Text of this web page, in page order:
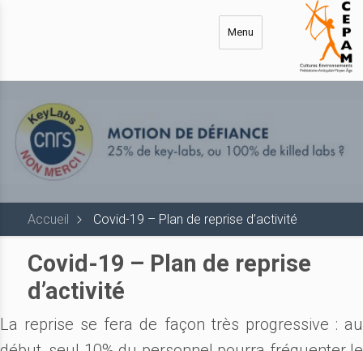
Menu
Accueil Covid-19 – Plan de reprise d’activité
Covid-19 – Plan de reprise
d’activité
La reprise se fera de façon très progressive : au